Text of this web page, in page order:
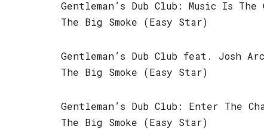
Gentleman’s Dub Club: Music Is
The Big Smoke (Easy Star)
Gentleman’s Dub Club feat. Josh
The Big Smoke (Easy Star)
Gentleman’s Dub Club: Enter The
The Big Smoke (Easy Star)